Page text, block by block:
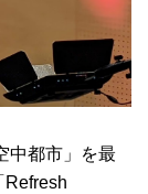
都市」を最
Refresh